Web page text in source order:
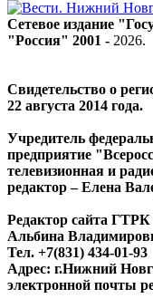
Сетевое издание
"Россия" 2001 - 2026.
Свидетельство о
22 августа 2014 года.
Учредитель
предприятие
телевизионная и
редактор – Елена
Редактор сайта
Альбина
Тел. +7(831) 434-01-93
Адрес: г.Нижний
электронной почты